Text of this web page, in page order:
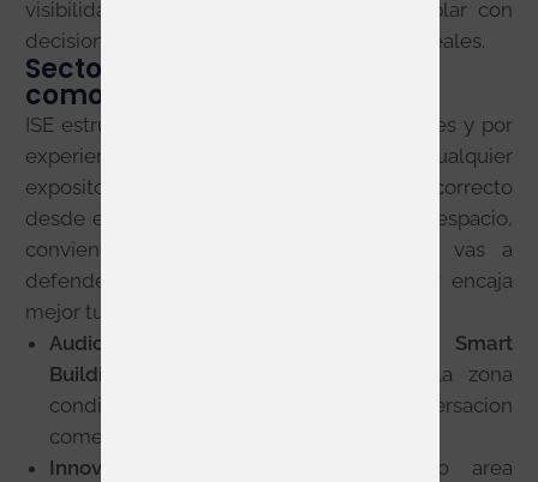
visibilidad: es una feria pensada para hablar con
decision makers y acelerar oportunidades reales.
Sectores y Technology Zones:
como encajar tu propuesta
ISE estructura la visita por Technology Zones y por
experiencias tematicas, algo clave para cualquier
expositor que quiera atraer al publico correcto
desde el primer minuto. Antes de reservar espacio,
conviene decidir que mensaje principal vas a
defender y en que ecosistema del show encaja
mejor tu propuesta.
Audio, Broadcast AV, Digital Signage, Smart
Building o Unified Communications
: la zona
condiciona el trafico y el tipo de conversacion
comercial que recibes.
Innovation Park 2027
: vuelve como area